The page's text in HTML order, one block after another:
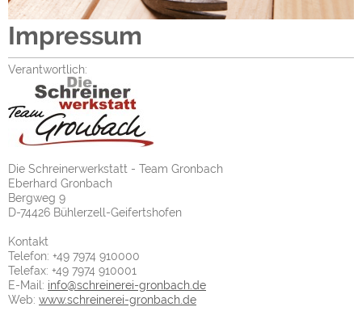
Impressum
Verantwortlich:
Die Schreinerwerkstatt - Team Gronbach
Eberhard Gronbach
Bergweg 9
D-74426 Bühlerzell-Geifertshofen
Kontakt
Telefon: +49 7974 910000
Telefax: +49 7974 910001
E-Mail: info@schreinerei-gronbach.de
Web: www.schreinerei-gronbach.de